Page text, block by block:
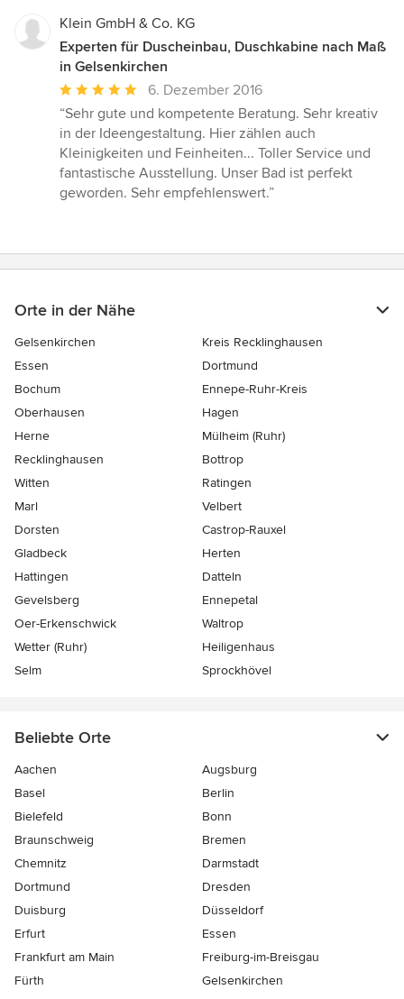
Klein GmbH & Co. KG
Experten für Duscheinbau, Duschkabine nach Maß
in Gelsenkirchen
Durchschnittliche
Bewertung:
5
von
5
Sternen
6. Dezember 2016
“Sehr gute und kompetente Beratung. Sehr kreativ
in der Ideengestaltung. Hier zählen auch
Kleinigkeiten und Feinheiten... Toller Service und
fantastische Ausstellung. Unser Bad ist perfekt
geworden. Sehr empfehlenswert.”
Orte in der Nähe
Gelsenkirchen
Kreis Recklinghausen
Essen
Dortmund
Bochum
Ennepe-Ruhr-Kreis
Oberhausen
Hagen
Herne
Mülheim (Ruhr)
Recklinghausen
Bottrop
Witten
Ratingen
Marl
Velbert
Dorsten
Castrop-Rauxel
Gladbeck
Herten
Hattingen
Datteln
Gevelsberg
Ennepetal
Oer-Erkenschwick
Waltrop
Wetter (Ruhr)
Heiligenhaus
Selm
Sprockhövel
Beliebte Orte
Aachen
Augsburg
Basel
Berlin
Bielefeld
Bonn
Braunschweig
Bremen
Chemnitz
Darmstadt
Dortmund
Dresden
Duisburg
Düsseldorf
Erfurt
Essen
Frankfurt am Main
Freiburg-im-Breisgau
Fürth
Gelsenkirchen